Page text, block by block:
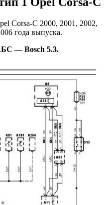
Corsa-C 2000, 2001, 2002,
года выпуска.
— Bosch 5.3.